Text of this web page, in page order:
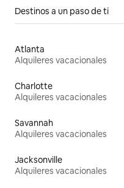
Destinos a un paso de ti
Atlanta
Alquileres vacacionales
Charlotte
Alquileres vacacionales
Savannah
Alquileres vacacionales
Jacksonville
Alquileres vacacionales